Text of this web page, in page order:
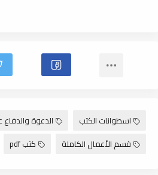
اسطوانات الكتب
الدعوة
قسم الأعمال الكاملة
كتب pdf